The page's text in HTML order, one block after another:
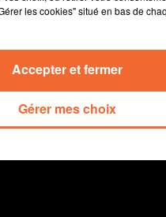
les costumes créés par Lucie
les cookies" situé en bas de
Gérer mes choix
Accepter et fermer